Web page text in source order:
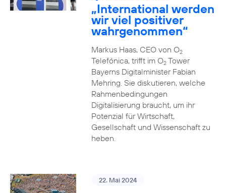
„International werden
wir viel positiver
wahrgenommen“
Markus Haas, CEO von O2
Telefónica, trifft im O2Tower
Bayerns Digitalminister Fabian
Mehring. Sie diskutieren, welche
Rahmenbedingungen
Digitalisierung braucht, um ihr
Potenzial für Wirtschaft,
Gesellschaft und Wissenschaft zu
heben.
22. Mai 2024